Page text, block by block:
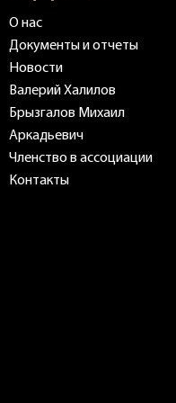
О нас
Документы и отчеты
Новости
Валерий Халилов
Брызгалов Михаил
Аркадьевич
Членство в ассоциации
Контакты